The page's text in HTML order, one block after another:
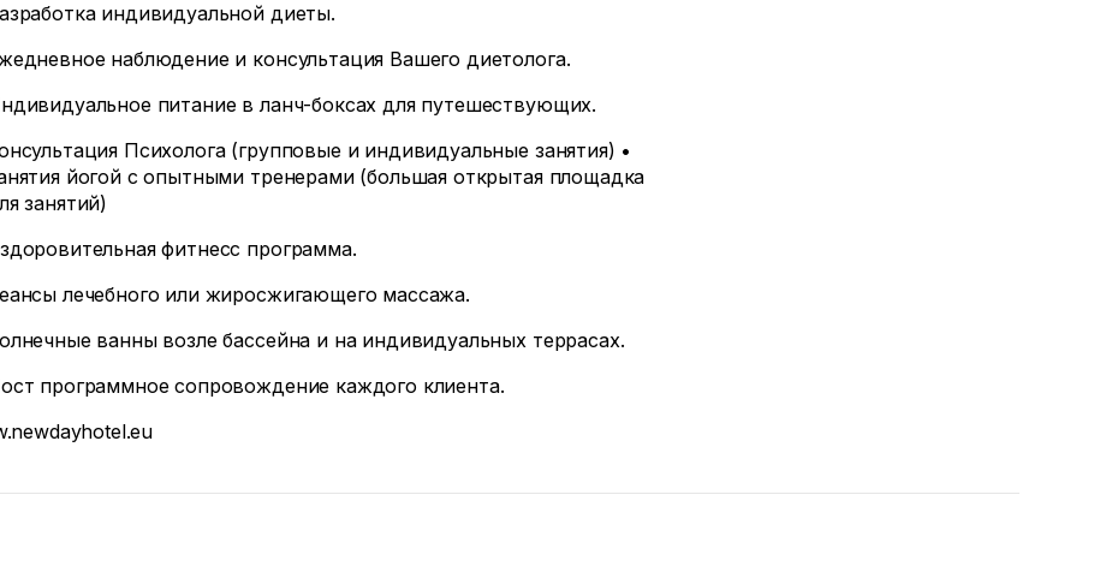
индивидуальной диеты.
наблюдение и консультация Вашего диетолога.
питание в ланч-боксах для путешествующих.
Психолога (групповые и индивидуальные занятия) •
йогой с опытными тренерами (большая открытая площадка
занятий)
фитнесс программа.
лечебного или жиросжигающего массажа.
ванны возле бассейна и на индивидуальных террасах.
программное сопровождение каждого клиента.